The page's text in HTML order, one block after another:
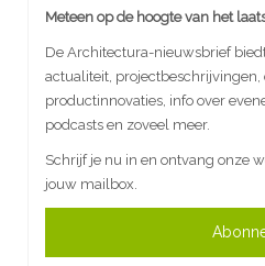
Meteen op de hoogte van het
De Architectura-nieuwsbrief
actualiteit, projectbeschrijvingen,
productinnovaties, info over
podcasts en zoveel meer.
Schrijf je nu in en ontvang onze
jouw mailbox.